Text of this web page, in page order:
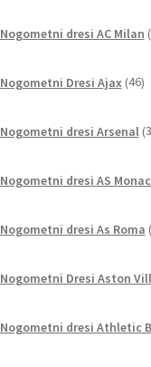
Nogometni dresi AC Milan
Nogometni Dresi Ajax 46
Nogometni dresi Arsenal
Nogometni dresi AS
Nogometni dresi As Roma
Nogometni Dresi Aston
Nogometni dresi Athletic